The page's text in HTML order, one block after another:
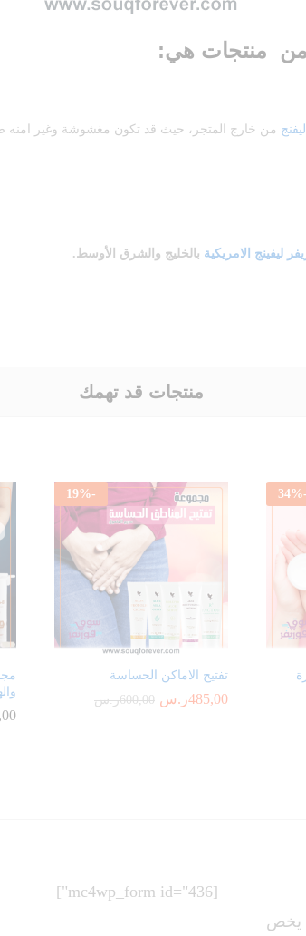
من منتجات هي:
من خارج المتجر، حيث قد تكون مغشوشة وغير امنه
ليفينج الامريكية بالخليج والشرق الأوسط.
منتجات قد تهمك
-
34%
-
19%
تفتيح الاماكن الحساسة
485,00ر.س 600,00ر.س
يخص
[mc4wp_form id="436"]